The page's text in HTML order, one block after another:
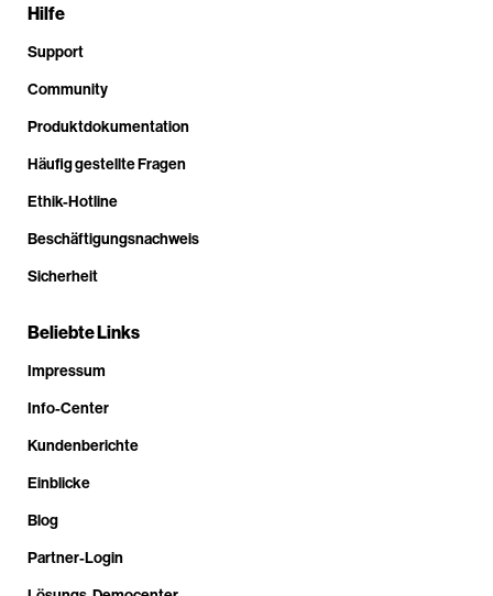
Hilfe
Support
Community
Produktdokumentation
Häufig gestellte Fragen
Ethik-Hotline
Beschäftigungsnachweis
Sicherheit
Beliebte Links
Impressum
Info-Center
Kundenberichte
Einblicke
Blog
Partner-Login